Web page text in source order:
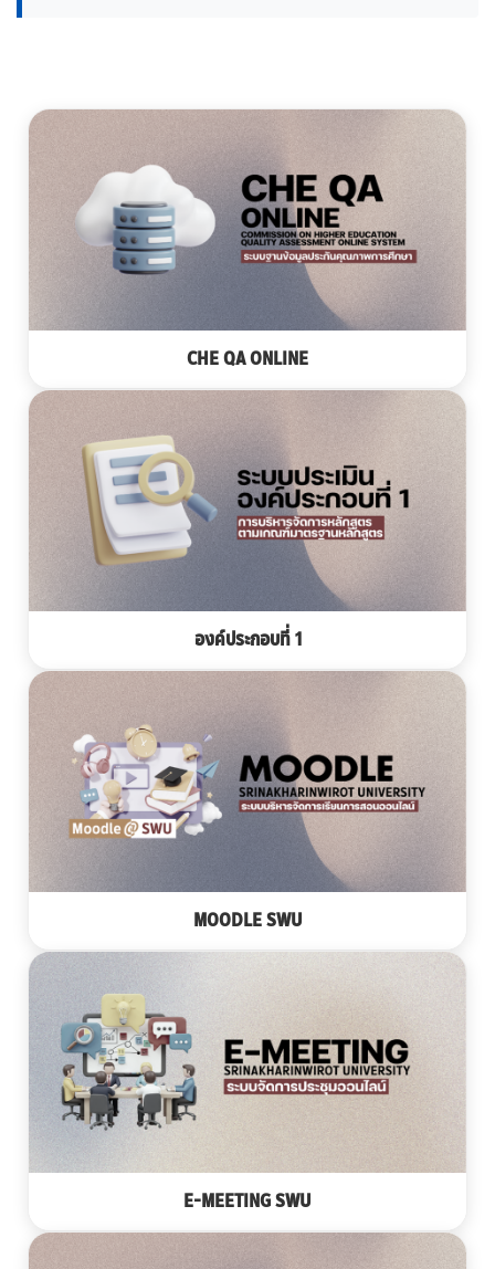
CHE QA ONLINE
องค์ประกอบที่ 1
MOODLE SWU
E-MEETING SWU